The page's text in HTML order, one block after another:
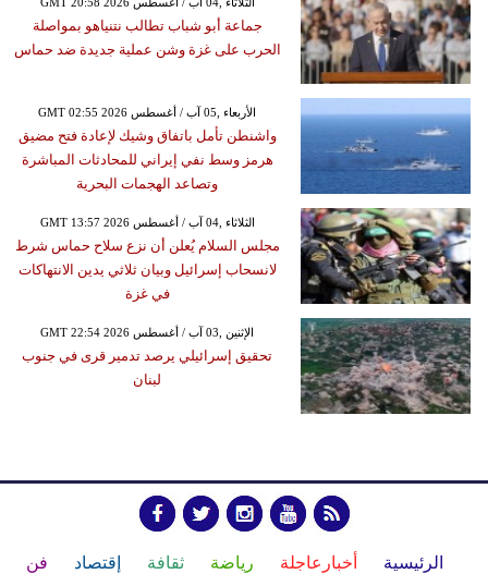
جماعة أبو شباب تطالب نتنياهو بمواصلة
الحرب على غزة وشن عملية جديدة ضد حماس
GMT 02:55 2026 الأربعاء ,05 آب / أغسطس
واشنطن تأمل باتفاق وشيك لإعادة فتح مضيق
هرمز وسط نفي إيراني للمحادثات المباشرة
وتصاعد الهجمات البحرية
GMT 13:57 2026 الثلاثاء ,04 آب / أغسطس
مجلس السلام يُعلن أن نزع سلاح حماس شرط
لانسحاب إسرائيل وبيان ثلاثي يدين الانتهاكات
في غزة
GMT 22:54 2026 الإثنين ,03 آب / أغسطس
تحقيق إسرائيلي يرصد تدمير قرى في جنوب
لبنان
الرئيسية أخبارعاجلة رياضة ثقافة إقتصاد فن